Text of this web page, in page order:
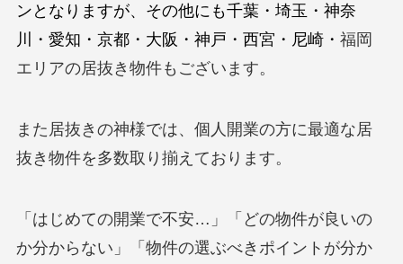
ンとなりますが、その他にも千葉・埼玉・神奈
川・愛知・京都・大阪・神戸・西宮・尼崎・ 福岡
エリアの居抜き物件もございます。
また居抜きの神様では、個人開業の方に最適な居
抜き物件を多数取り揃えております。
「はじめての開業で不安…」「どの物件が良いの
か分からない」「物件の選ぶべきポイントが分か